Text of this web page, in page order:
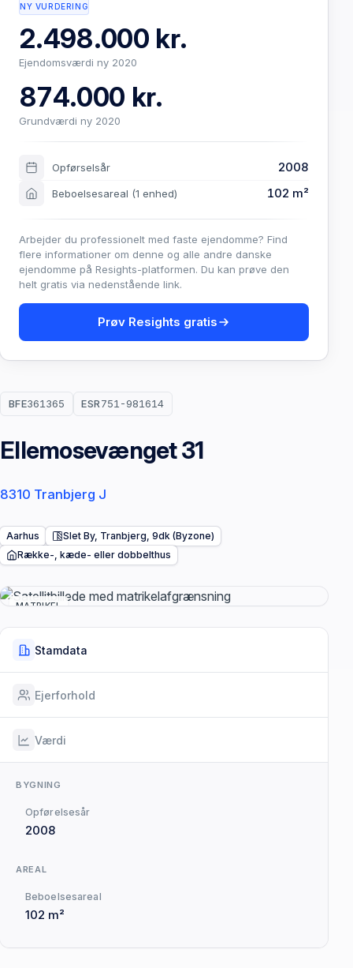
BFE361365 ESR751-981614
Ellemosevænget 31
8310 Tranbjerg J
Aarhus
Slet By, Tranbjerg, 9dk (Byzone)
Række-, kæde- eller dobbelthus
MATRIKEL
Stamdata
Ejerforhold
Værdi
BYGNING
Opførelsesår
2008
AREAL
Beboelsesareal
102 m²
NY VURDERING
2.498.000 kr.
Ejendomsværdi ny 2020
874.000 kr.
Grundværdi ny 2020
Opførselsår 2008
Beboelsesareal (1 enhed) 102 m²
Arbejder du professionelt med faste ejendomme? Find
flere informationer om denne og alle andre danske
ejendomme på Resights-platformen. Du kan prøve den
helt gratis via nedenstående link.
Prøv Resights gratis